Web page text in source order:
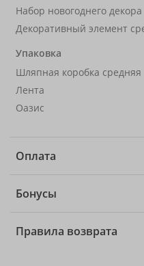
Набор новогоднего декора
Декоративный элемент
Упаковка
Шляпная коробка средняя
Лента
Оазис
Оплата
Бонусы
Правила возврата